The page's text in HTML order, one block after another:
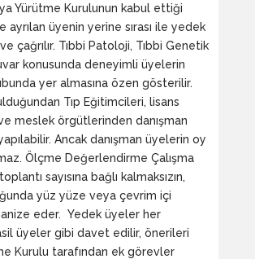
Yürütme Kurulunun kabul ettiği
ayrılan üyenin yerine sırası ile yedek
çağrılır. Tıbbi Patoloji, Tıbbi Genetik
konusunda deneyimli üyelerin
yer almasına özen gösterilir.
Tıp Eğitimcileri, lisans
meslek örgütlerinden danışman
Ancak danışman üyelerin oy
Ölçme Değerlendirme Çalışma
sayısına bağlı kalmaksızın,
yüz yüze veya çevrim içi
eder. Yedek üyeler her
üyeler gibi davet edilir, önerileri
Kurulu tarafından ek görevler